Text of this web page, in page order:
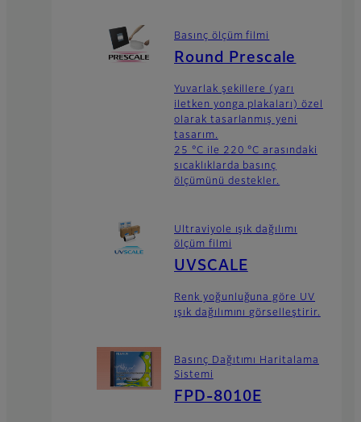
Basınç ölçüm filmi
Round Prescale
Yuvarlak şekillere (yarı
iletken yonga plakaları) özel
olarak tasarlanmış yeni
tasarım.
25 °C ile 220 °C arasındaki
sıcaklıklarda basınç
ölçümünü destekler.
Ultraviyole ışık dağılımı
ölçüm filmi
UVSCALE
Renk yoğunluğuna göre UV
ışık dağılımını görselleştirir.
Basınç Dağıtımı Haritalama
Sistemi
FPD-8010E